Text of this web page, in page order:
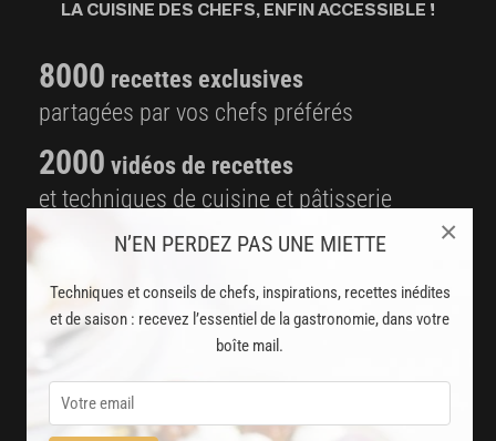
N’EN PERDEZ PAS UNE MIETTE
Techniques et conseils de chefs, inspirations, recettes inédites
et de saison : recevez l’essentiel de la gastronomie, dans votre
boîte mail.
×
LA CUISINE DES CHEFS, ENFIN ACCESSIBLE !
8000 recettes exclusives
partagées par vos chefs préférés
2000 vidéos de recettes
et techniques de cuisine et pâtisserie
Des nouveautés
disponibles chaque semaine
Stop pub
JE M'ABONNE